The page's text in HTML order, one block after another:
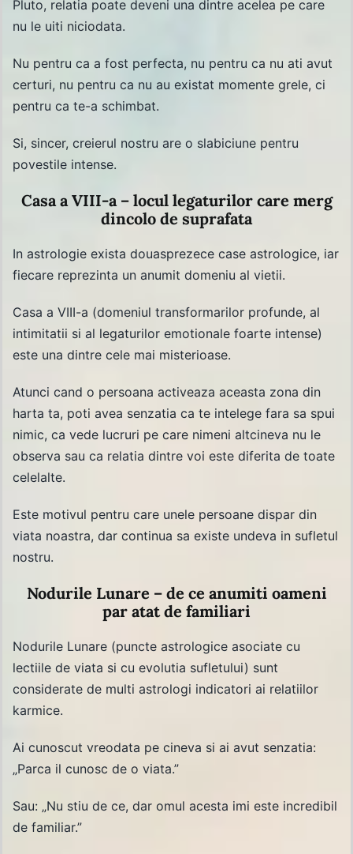
Pluto, relatia poate deveni una dintre acelea pe care
nu le uiti niciodata.
Nu pentru ca a fost perfecta, nu pentru ca nu ati avut
certuri, nu pentru ca nu au existat momente grele, ci
pentru ca te-a schimbat.
Si, sincer, creierul nostru are o slabiciune pentru
povestile intense.
Casa a VIII-a – locul legaturilor care merg
dincolo de suprafata
In astrologie exista douasprezece case astrologice, iar
fiecare reprezinta un anumit domeniu al vietii.
Casa a VIII-a (domeniul transformarilor profunde, al
intimitatii si al legaturilor emotionale foarte intense)
este una dintre cele mai misterioase.
Atunci cand o persoana activeaza aceasta zona din
harta ta, poti avea senzatia ca te intelege fara sa spui
nimic, ca vede lucruri pe care nimeni altcineva nu le
observa sau ca relatia dintre voi este diferita de toate
celelalte.
Este motivul pentru care unele persoane dispar din
viata noastra, dar continua sa existe undeva in sufletul
nostru.
Nodurile Lunare – de ce anumiti oameni
par atat de familiari
Nodurile Lunare (puncte astrologice asociate cu
lectiile de viata si cu evolutia sufletului) sunt
considerate de multi astrologi indicatori ai relatiilor
karmice.
Ai cunoscut vreodata pe cineva si ai avut senzatia:
„Parca il cunosc de o viata.”
Sau: „Nu stiu de ce, dar omul acesta imi este incredibil
de familiar.”